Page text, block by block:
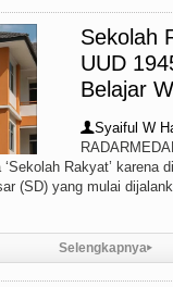
Sekolah
UUD
Belajar
👤Syaiful W
Rakyat’ karena
(SD) yang mulai
Selengkapnya▸